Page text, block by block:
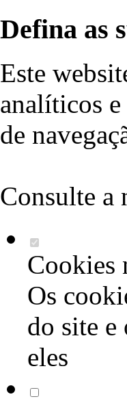
Defina as
Este
analíticos
de
Consulte a
Cookies
Os
do site e
eles